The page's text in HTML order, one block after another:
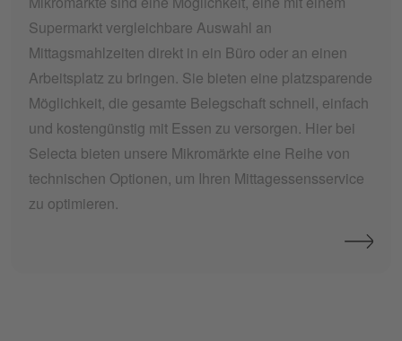
Supermarkt vergleichbare Auswahl an
Mittagsmahlzeiten direkt in ein Büro oder an einen
Arbeitsplatz zu bringen. Sie bieten eine platzsparende
Möglichkeit, die gesamte Belegschaft schnell, einfach
und kostengünstig mit Essen zu versorgen. Hier bei
Selecta bieten unsere Mikromärkte eine Reihe von
technischen Optionen, um Ihren Mittagessensservice
zu optimieren.